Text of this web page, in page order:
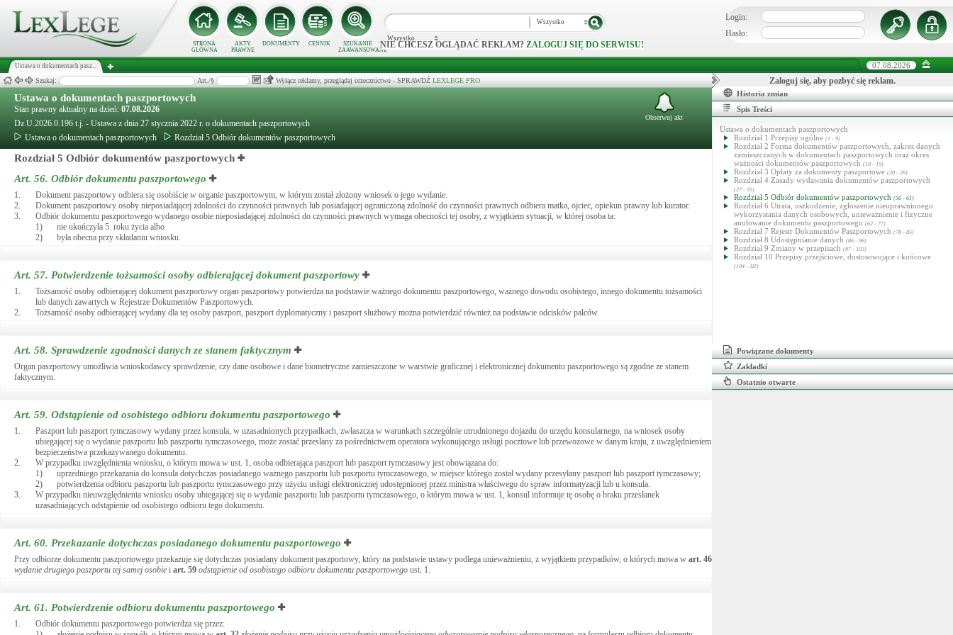
STRONA
GŁÓWNA
AKTY
PRAWNE
DOKUMENTY CENNIK
SZUKANIE
ZAAWANSOWANE
Wszystko
Wszystko
NIE CHCESZ OGLĄDAĆ REKLAM? ZALOGUJ SIĘ DO SERWISU!
Login:
Hasło:
Ustawa o dokumentach pasz... 07.08.2026
Szukaj: Art./§ Wyłącz reklamy, przeglądaj orzecznictwo - SPRAWDŹ LEXLEGE PRO
Ustawa o dokumentach paszportowych
Stan prawny aktualny na dzień: 07.08.2026
Dz.U.2026.0.196 t.j. - Ustawa z dnia 27 stycznia 2022 r. o dokumentach paszportowych
Ustawa o dokumentach paszportowych
Rozdział 5 Odbiór dokumentów paszportowych
Obserwuj akt
Rozdział 5 Odbiór dokumentów paszportowych
Art. 56. Odbiór dokumentu paszportowego
1.
Dokument paszportowy odbiera się osobiście w organie paszportowym, w którym został złożony wniosek o jego wydanie.
2.
Dokument paszportowy osoby nieposiadającej zdolności do czynności prawnych lub posiadającej ograniczoną zdolność do czynności prawnych odbiera matka, ojciec, opiekun prawny lub kurator.
3.
Odbiór dokumentu paszportowego wydanego osobie nieposiadającej zdolności do czynności prawnych wymaga obecności tej osoby, z wyjątkiem sytuacji, w której osoba ta:
1)
nie ukończyła 5. roku życia albo
2)
była obecna przy składaniu wniosku.
Art. 57. Potwierdzenie tożsamości osoby odbierającej dokument paszportowy
1.
Tożsamość osoby odbierającej dokument paszportowy organ paszportowy potwierdza na podstawie ważnego dokumentu paszportowego, ważnego dowodu osobistego, innego dokumentu tożsamości
lub danych zawartych w Rejestrze Dokumentów Paszportowych.
2.
Tożsamość osoby odbierającej wydany dla tej osoby paszport, paszport dyplomatyczny i paszport służbowy można potwierdzić również na podstawie odcisków palców.
Art. 58. Sprawdzenie zgodności danych ze stanem faktycznym
Organ paszportowy umożliwia wnioskodawcy sprawdzenie, czy dane osobowe i dane biometryczne zamieszczone w warstwie graficznej i elektronicznej dokumentu paszportowego są zgodne ze stanem
faktycznym.
Art. 59. Odstąpienie od osobistego odbioru dokumentu paszportowego
1.
Paszport lub paszport tymczasowy wydany przez konsula, w uzasadnionych przypadkach, zwłaszcza w warunkach szczególnie utrudnionego dojazdu do urzędu konsularnego, na wniosek osoby
ubiegającej się o wydanie paszportu lub paszportu tymczasowego, może zostać przesłany za pośrednictwem operatora wykonującego usługi pocztowe lub przewozowe w danym kraju, z uwzględnieniem
bezpieczeństwa przekazywanego dokumentu.
2.
W przypadku uwzględnienia wniosku, o którym mowa w ust. 1, osoba odbierająca paszport lub paszport tymczasowy jest obowiązana do:
1)
uprzedniego przekazania do konsula dotychczas posiadanego ważnego paszportu lub paszportu tymczasowego, w miejsce którego został wydany przesyłany paszport lub paszport tymczasowy;
2)
potwierdzenia odbioru paszportu lub paszportu tymczasowego przy użyciu usługi elektronicznej udostępnionej przez ministra właściwego do spraw informatyzacji lub u konsula.
3.
W przypadku nieuwzględnienia wniosku osoby ubiegającej się o wydanie paszportu lub paszportu tymczasowego, o którym mowa w ust. 1, konsul informuje tę osobę o braku przesłanek
uzasadniających odstąpienie od osobistego odbioru tego dokumentu.
Art. 60. Przekazanie dotychczas posiadanego dokumentu paszportowego
Przy odbiorze dokumentu paszportowego przekazuje się dotychczas posiadany dokument paszportowy, który na podstawie ustawy podlega unieważnieniu, z wyjątkiem przypadków, o których mowa w art. 46
wydanie drugiego paszportu tej samej osobie i art. 59 odstąpienie od osobistego odbioru dokumentu paszportowego ust. 1.
Art. 61. Potwierdzenie odbioru dokumentu paszportowego
1.
Odbiór dokumentu paszportowego potwierdza się przez:
Zaloguj się, aby pozbyć się reklam.
Historia zmian
Spis Treści
Ustawa o dokumentach paszportowych
Rozdział 1 Przepisy ogólne (1 - 9)
Rozdział 2 Forma dokumentów paszportowych, zakres danych
zamieszczanych w dokumentach paszportowych oraz okres
ważności dokumentów paszportowych (10 - 19)
Rozdział 3 Opłaty za dokumenty paszportowe (20 - 26)
Rozdział 4 Zasady wydawania dokumentów paszportowych
(27 - 55)
Rozdział 5 Odbiór dokumentów paszportowych (56 - 61)
Rozdział 6 Utrata, uszkodzenie, zgłoszenie nieuprawnionego
wykorzystania danych osobowych, unieważnienie i fizyczne
anulowanie dokumentu paszportowego (62 - 77)
Rozdział 7 Rejestr Dokumentów Paszportowych (78 - 85)
Rozdział 8 Udostępnianie danych (86 - 96)
Rozdział 9 Zmiany w przepisach (97 - 103)
Rozdział 10 Przepisy przejściowe, dostosowujące i końcowe
(104 - 111)
Powiązane dokumenty
Zakładki
Ostatnio otwarte